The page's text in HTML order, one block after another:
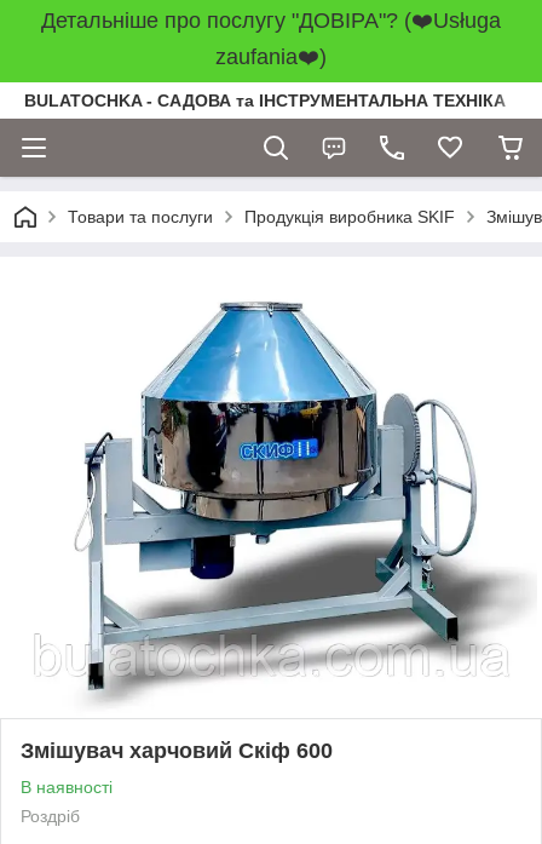
Детальніше про послугу "ДОВІРА"? (❤️Usługa
zaufania❤️)
BULATOCHKA - САДОВА та ІНСТРУМЕНТАЛЬНА ТЕХНІКА
Товари та послуги Продукція виробника SKIF
Змішувач харчовий Скіф 600
В наявності
Роздріб